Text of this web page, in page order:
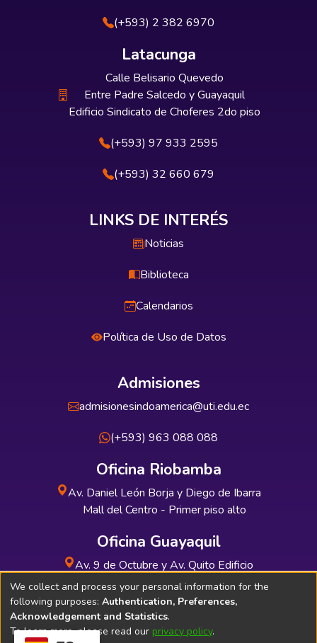
(+593) 2 382 6970
Latacunga
Calle Belisario Quevedo
Entre Padre Salcedo y Guayaquil
Edificio Sindicato de Choferes 2do piso
(+593) 97 933 2595
(+593) 32 660 679
LINKS DE INTERÉS
Noticias
Biblioteca
Calendarios
Política de Uso de Datos
Admisiones
admisionesindoamerica@uti.edu.ec
(+593) 963 088 088
Oficina Riobamba
Av. Daniel León Borja y Diego de Ibarra
Mall del Centro - Primer piso alto
Oficina Guayaquil
Av. 9 de Octubre y Av. Quito Edificio
INDUAUTO - Planta baja
We collect and process your personal information for the
following purposes: Authentication, Preferences,
Acknowledgement and Statistics.
To learn more, please read our privacy policy.